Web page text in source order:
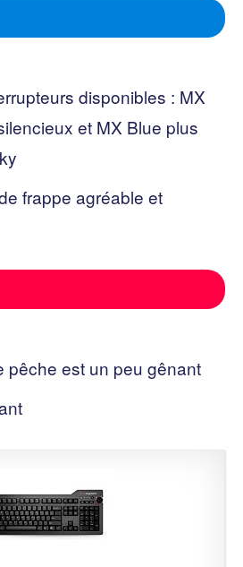
disponibles : MX
et MX Blue plus
frappe agréable et
pêche est un peu gênant